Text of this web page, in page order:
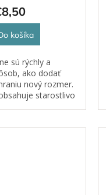
košíka
sú rýchly a
ako dodať
nový rozmer.
starostlivo